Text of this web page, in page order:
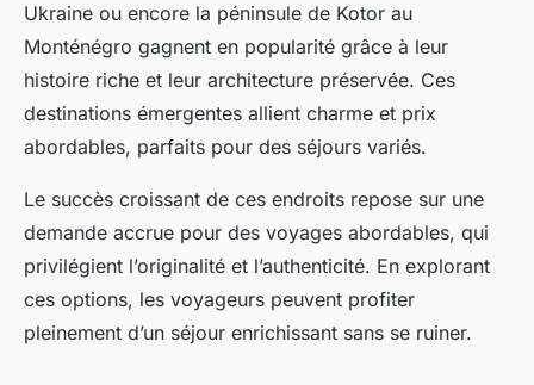
Ukraine ou encore la péninsule de Kotor au
Monténégro gagnent en popularité grâce à leur
histoire riche et leur architecture préservée. Ces
destinations émergentes allient charme et prix
abordables, parfaits pour des séjours variés.
Le succès croissant de ces endroits repose sur une
demande accrue pour des voyages abordables, qui
privilégient l’originalité et l’authenticité. En explorant
ces options, les voyageurs peuvent profiter
pleinement d’un séjour enrichissant sans se ruiner.